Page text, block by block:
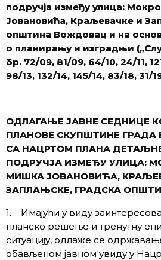
подручја између улица:
Јовановића, Краљевачке и
општина Вождовац и на
о планирању и изградњи
бр. 72/09, 81/09, 64/10, 24/11,
98/13, 132/14, 145/14, 83/18, 31/
ОДЛАГАЊЕ ЈАВНЕ СЕДНИЦЕ
ПЛАНОВЕ СКУПШТИНЕ ГРАДА
СА НАЦРТОМ ПЛАНА
ПОДРУЧЈА ИЗМЕЂУ УЛИЦА:
МИШКА ЈОВАНОВИЋА,
ЗАПЛАЊСКЕ, ГРАДСКА
1. Имајући у виду
планско решење и тренутну
ситуацију, одлаже се
обављеном јавном увиду у